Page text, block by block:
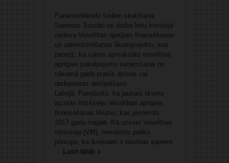
Parlamentārieši šodien skatīšanai
Saeimas Sociālo un darba lietu komisijā
nodeva Veselības aprūpes finansēšanas
un administrēšanas likumprojektu, kas
paredz, ka valsts apmaksātu veselības
aprūpes pakalpojumu saņemšanai no
nākamā gada prasīs dzīves vai
darbavietas deklarēšanu
Latvijā. Paredzēts, ka jaunais likums
aizstās līdzšinējo Veselības aprūpes
finansēšanas likumu, kas pieņemts
2017.gada nogalē. Kā uzsver Veselības
ministrija (VM), nemainīts paliks
princips, ka ikvienam ir tiesības saņemt
... Lasīt tālāk »